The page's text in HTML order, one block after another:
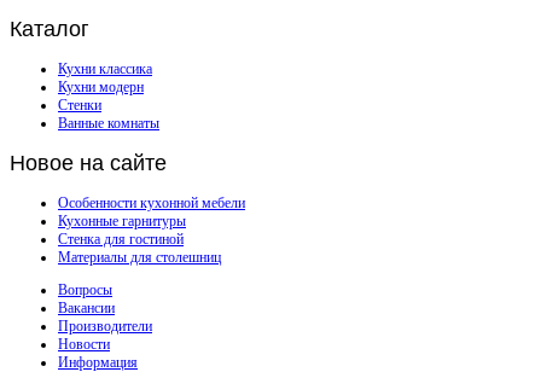
Каталог
Кухни классика
Кухни модерн
Стенки
Ванные комнаты
Новое на сайте
Особенности кухонной мебели
Кухонные гарнитуры
Стенка для гостиной
Материалы для столешниц
Вопросы
Вакансии
Производители
Новости
Информация